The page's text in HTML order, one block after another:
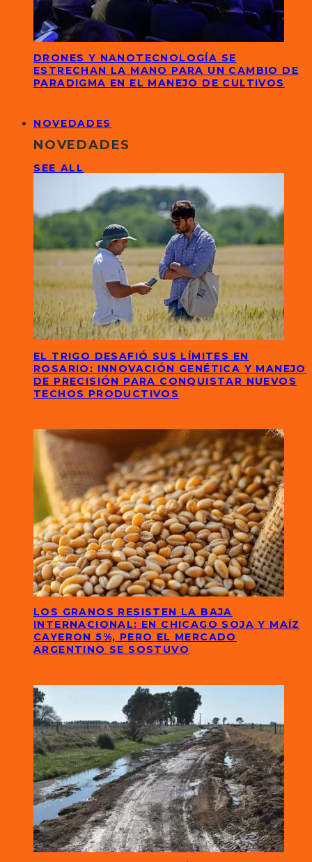
DRONES Y NANOTECNOLOGÍA SE
ESTRECHAN LA MANO PARA UN CAMBIO DE
PARADIGMA EN EL MANEJO DE CULTIVOS
NOVEDADES
NOVEDADES
SEE ALL
EL TRIGO DESAFIÓ SUS LÍMITES EN
ROSARIO: INNOVACIÓN GENÉTICA Y MANEJO
DE PRECISIÓN PARA CONQUISTAR NUEVOS
TECHOS PRODUCTIVOS
LOS GRANOS RESISTEN LA BAJA
INTERNACIONAL: EN CHICAGO SOJA Y MAÍZ
CAYERON 5%, PERO EL MERCADO
ARGENTINO SE SOSTUVO